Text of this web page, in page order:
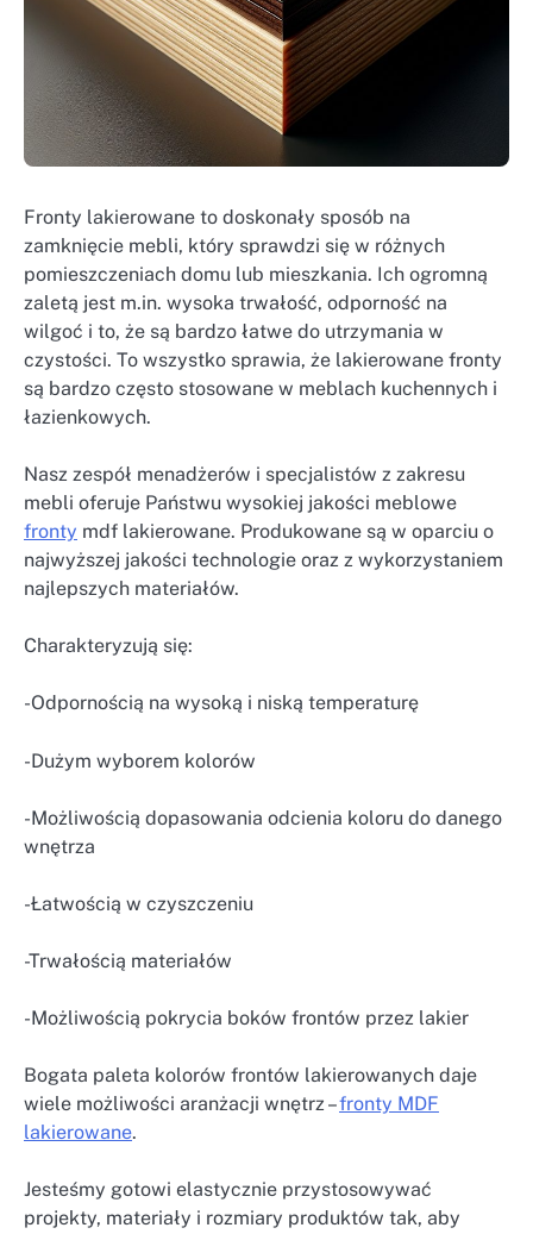
Fronty lakierowane to doskonały sposób na
zamknięcie mebli, który sprawdzi się w różnych
pomieszczeniach domu lub mieszkania. Ich ogromną
zaletą jest m.in. wysoka trwałość, odporność na
wilgoć i to, że są bardzo łatwe do utrzymania w
czystości. To wszystko sprawia, że lakierowane fronty
są bardzo często stosowane w meblach kuchennych i
łazienkowych.
Nasz zespół menadżerów i specjalistów z zakresu
mebli oferuje Państwu wysokiej jakości meblowe
fronty mdf lakierowane. Produkowane są w oparciu o
najwyższej jakości technologie oraz z wykorzystaniem
najlepszych materiałów.
Charakteryzują się:
-Odpornością na wysoką i niską temperaturę
-Dużym wyborem kolorów
-Możliwością dopasowania odcienia koloru do danego
wnętrza
-Łatwością w czyszczeniu
-Trwałością materiałów
-Możliwością pokrycia boków frontów przez lakier
Bogata paleta kolorów frontów lakierowanych daje
wiele możliwości aranżacji wnętrz –fronty MDF
lakierowane.
Jesteśmy gotowi elastycznie przystosowywać
projekty, materiały i rozmiary produktów tak, aby